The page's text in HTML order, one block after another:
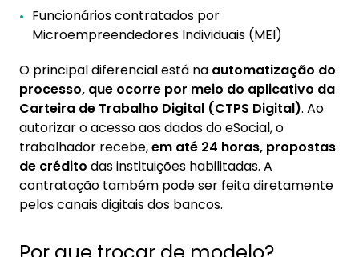
Funcionários contratados por
Microempreendedores Individuais (MEI)
O principal diferencial está na automatização do
processo, que ocorre por meio do aplicativo da
Carteira de Trabalho Digital (CTPS Digital). Ao
autorizar o acesso aos dados do eSocial, o
trabalhador recebe,em até 24 horas, propostas
de crédito das instituições habilitadas. A
contratação também pode ser feita diretamente
pelos canais digitais dos bancos.